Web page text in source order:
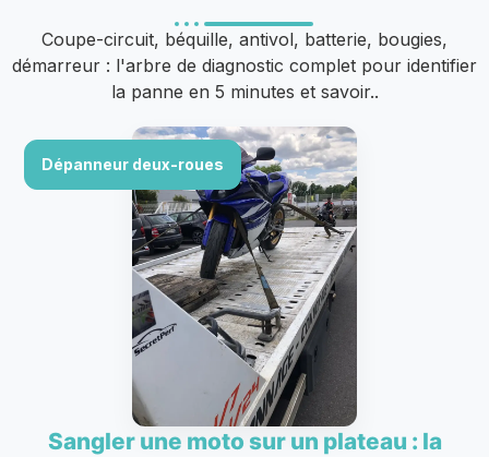
Coupe-circuit, béquille, antivol, batterie, bougies,
démarreur : l'arbre de diagnostic complet pour identifier
la panne en 5 minutes et savoir..
Dépanneur deux-roues
Sangler une moto sur un plateau : la